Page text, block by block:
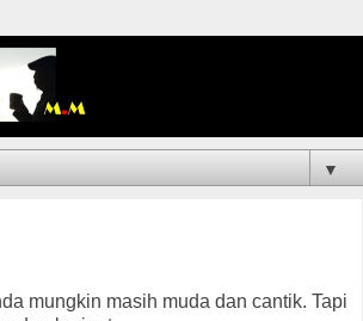
▼
mungkin masih muda dan cantik. Tapi